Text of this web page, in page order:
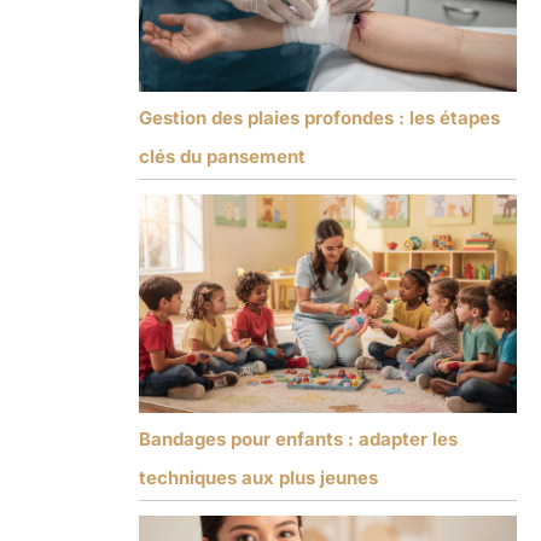
Gestion des plaies profondes : les étapes
clés du pansement
Bandages pour enfants : adapter les
techniques aux plus jeunes